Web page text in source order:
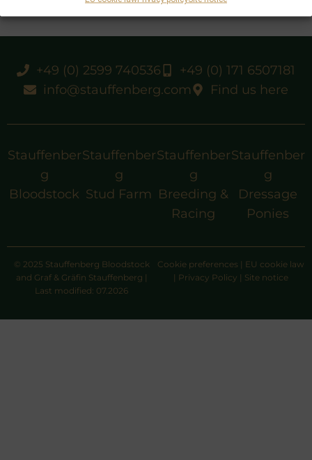
+49 (0) 2599 740536
+49 (0) 171 6507181
info@stauffenberg.com
Find us here
Stauffenber
g
Bloodstock
Stauffenber
g
Stud Farm
Stauffenber
g
Breeding &
Racing
Stauffenber
g
Dressage
Ponies
© 2025 Stauffenberg Bloodstock
and Graf & Gräfin Stauffenberg |
Last modified: 07.2026
Cookie preferences | EU cookie law
| Privacy Policy | Site notice